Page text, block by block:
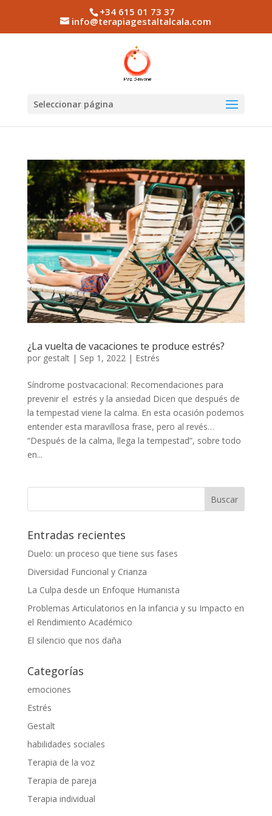
+34 615 01 73 37
info@terapiagestaltalcala.com
Seleccionar página
¿La vuelta de vacaciones te produce estrés?
por gestalt| Sep 1, 2022 | Estrés
Síndrome postvacacional: Recomendaciones para
prevenir el estrés y la ansiedad Dicen que después de
la tempestad viene la calma. En esta ocasión podemos
entender esta maravillosa frase, pero al revés…
“Después de la calma, llega la tempestad”, sobre todo
en...
Entradas recientes
Duelo: un proceso que tiene sus fases
Diversidad Funcional y Crianza
La Culpa desde un Enfoque Humanista
Problemas Articulatorios en la infancia y su Impacto en
el Rendimiento Académico
El silencio que nos daña
Categorías
emociones
Estrés
Gestalt
habilidades sociales
Terapia de la voz
Terapia de pareja
Terapia individual